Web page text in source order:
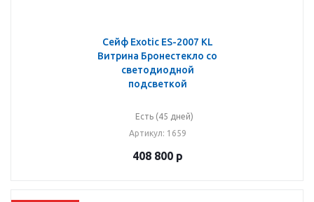
Сейф Exotic ES-2007 KL
Витрина Бронестекло со
светодиодной
подсветкой
Есть (45 дней)
Артикул: 1659
408 800р